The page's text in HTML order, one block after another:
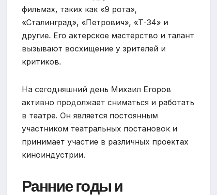
фильмах, таких как «9 рота»,
«Сталинград», «Петрович», «Т-34» и
другие. Его актерское мастерство и талант
вызывают восхищение у зрителей и
критиков.
На сегодняшний день Михаил Егоров
активно продолжает сниматься и работать
в театре. Он является постоянным
участником театральных постановок и
принимает участие в различных проектах
киноиндустрии.
Ранние годы и